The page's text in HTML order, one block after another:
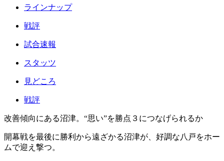
ラインナップ
戦評
試合速報
スタッツ
見どころ
戦評
改善傾向にある沼津。“思い”を勝点３につなげられるか
開幕戦を最後に勝利から遠ざかる沼津が、好調な八戸をホー
ムで迎え撃つ。